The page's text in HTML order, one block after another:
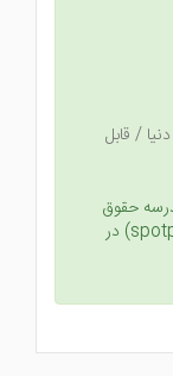
/ قابل
حقوق
مجد است که در نرم‌افزار اسپات‌پلیر (spotplayer) در